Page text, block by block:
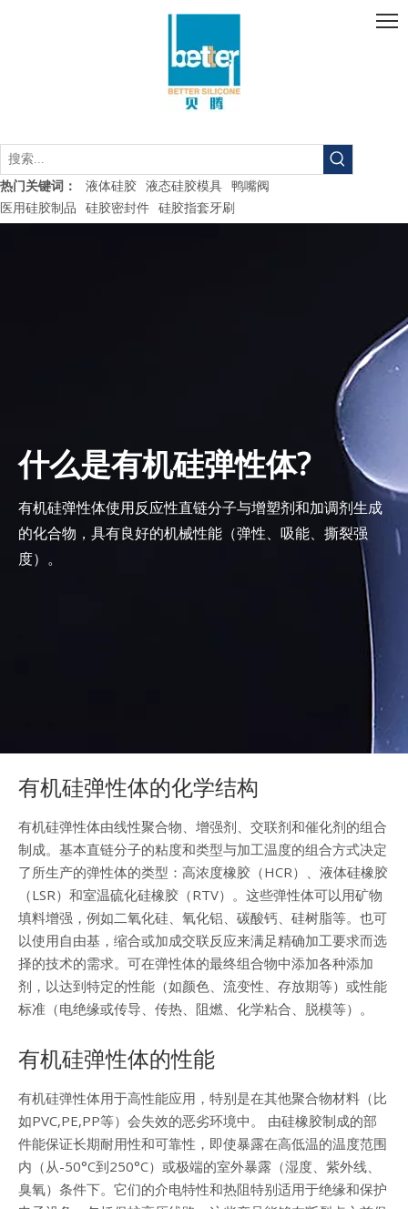
热门关键词： 液体硅胶 液态硅胶模具 鸭嘴阀
医用硅胶制品 硅胶密封件 硅胶指套牙刷
什么是有机硅弹性体?
有机硅弹性体使用反应性直链分子与增塑剂和加调剂生成
的化合物，具有良好的机械性能（弹性、吸能、撕裂强
度）。
有机硅弹性体的化学结构
有机硅弹性体由线性聚合物、增强剂、交联剂和催化剂的组合
制成。基本直链分子的粘度和类型与加工温度的组合方式决定
了所生产的弹性体的类型：高浓度橡胶（HCR）、液体硅橡胶
（LSR）和室温硫化硅橡胶（RTV）。这些弹性体可以用矿物
填料增强，例如二氧化硅、氧化铝、碳酸钙、硅树脂等。也可
以使用自由基，缩合或加成交联反应来满足精确加工要求而选
择的技术的需求。可在弹性体的最终组合物中添加各种添加
剂，以达到特定的性能（如颜色、流变性、存放期等）或性能
标准（电绝缘或传导、传热、阻燃、化学粘合、脱模等）。
有机硅弹性体的性能
有机硅弹性体用于高性能应用，特别是在其他聚合物材料（比
如PVC,PE,PP等）会失效的恶劣环境中。 由硅橡胶制成的部
件能保证长期耐用性和可靠性，即使暴露在高低温的温度范围
内（从-50°C到250°C）或极端的室外暴露（湿度、紫外线、
臭氧）条件下。它们的介电特性和热阻特别适用于绝缘和保护